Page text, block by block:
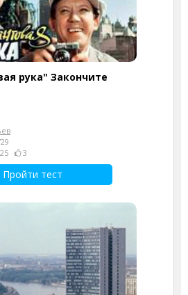
рука" Закончите
3
Пройти тест